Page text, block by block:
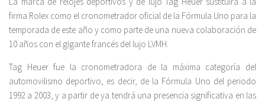
firma Rolex como el cronometrador oficial de la Fórmula Uno para la
temporada de este año y como parte de una nueva colaboración de
10 años con el gigante francés del lujo LVMH.
Tag Heuer fue la cronometradora de la máxima categoría del
automovilismo deportivo, es decir, de la Fórmula Uno del periodo
1992 a 2003, y a partir de ya tendrá una presencia significativa en las